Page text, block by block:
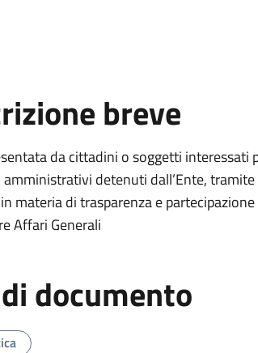
breve
da cittadini o soggetti interessati
detenuti dall’Ente, tramite
materia di trasparenza e
Affari Generali
documento